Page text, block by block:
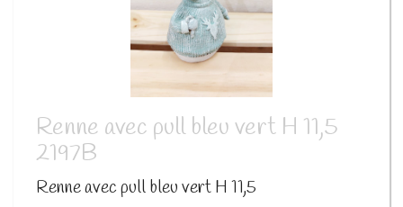
Renne avec pull bleu vert H 11,5
2197B
Renne avec pull bleu vert H 11,5